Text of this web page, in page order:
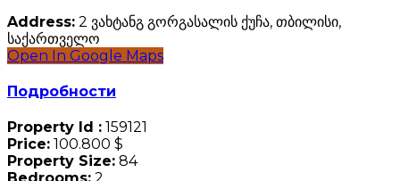
Address: 2 ვახტანგ გორგასალის ქუჩა, თბილისი,
საქართველო
Open In Google Maps
Подробности
Property Id : 159121
Price: 100.800 $
Property Size: 84